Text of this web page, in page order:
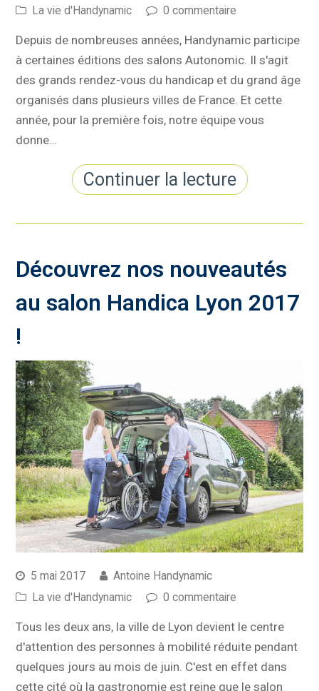
La vie d'Handynamic
0 commentaire
Depuis de nombreuses années, Handynamic participe
à certaines éditions des salons Autonomic. Il s'agit
des grands rendez-vous du handicap et du grand âge
organisés dans plusieurs villes de France. Et cette
année, pour la première fois, notre équipe vous
donne…
Continuer la lecture
Découvrez nos nouveautés
au salon Handica Lyon 2017
!
5 mai 2017
Antoine Handynamic
La vie d'Handynamic
0 commentaire
Tous les deux ans, la ville de Lyon devient le centre
d'attention des personnes à mobilité réduite pendant
quelques jours au mois de juin. C'est en effet dans
cette cité où la gastronomie est reine que le salon